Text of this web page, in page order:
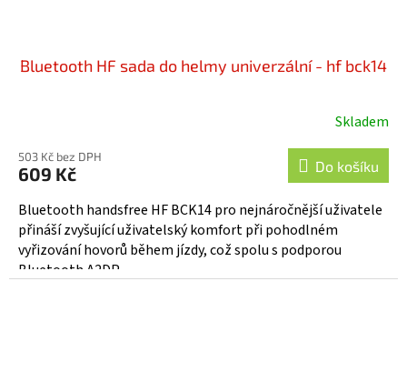
Bluetooth HF sada do helmy univerzální - hf bck14
produktu
je
5,0
z
5
hvězdiček.
Skladem
503 Kč bez DPH
609 Kč Do košíku
Bluetooth handsfree HF BCK14 pro nejnáročnější uživatele
přináší zvyšující uživatelský komfort při pohodlném
vyřizování hovorů během jízdy, což spolu s podporou
Bluetooth A2DP...